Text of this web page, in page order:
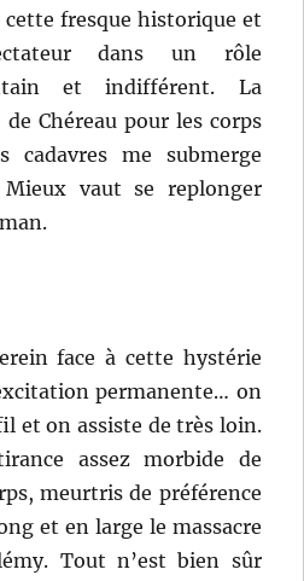
fresque historique et
dans un rôle
et indifférent. La
Chéreau pour les corps
cadavres me submerge
Mieux vaut se replonger
face à cette hystérie
permanente… on
et on assiste de très loin.
assez morbide de
meurtris de préférence
et en large le massacre
Tout n’est bien sûr